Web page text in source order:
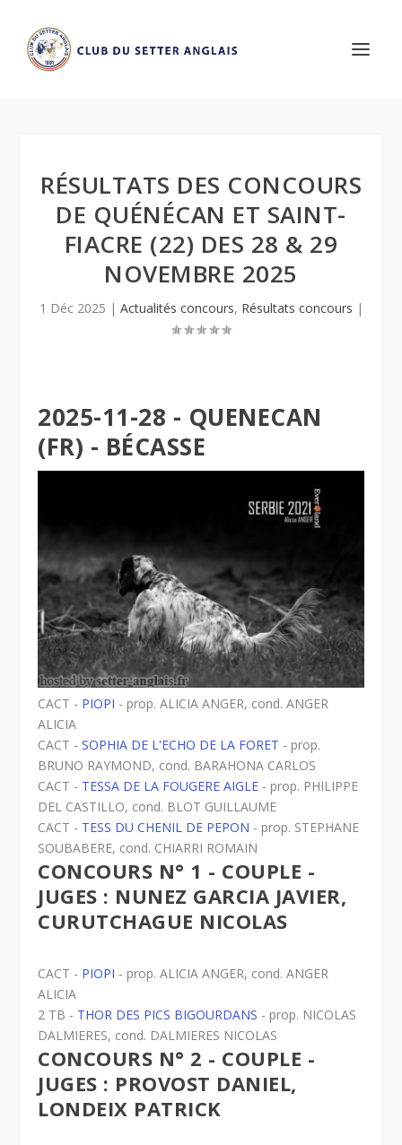
RÉSULTATS DES CONCOURS
DE QUÉNÉCAN ET SAINT-
FIACRE (22) DES 28 & 29
NOVEMBRE 2025
1 Déc 2025 | Actualités concours, Résultats concours |
2025-11-28 - QUENECAN
(FR) - BÉCASSE
CACT - PIOPI - prop. ALICIA ANGER, cond. ANGER
ALICIA
CACT -SOPHIA DE L'ECHO DE LA FORET - prop.
BRUNO RAYMOND, cond. BARAHONA CARLOS
CACT - TESSA DE LA FOUGERE AIGLE - prop. PHILIPPE
DEL CASTILLO, cond. BLOT GUILLAUME
CACT - TESS DU CHENIL DE PEPON - prop. STEPHANE
SOUBABERE, cond. CHIARRI ROMAIN
CONCOURS N° 1 - COUPLE -
JUGES : NUNEZ GARCIA JAVIER,
CURUTCHAGUE NICOLAS
CACT - PIOPI - prop. ALICIA ANGER, cond. ANGER
ALICIA
2 TB - THOR DES PICS BIGOURDANS - prop. NICOLAS
DALMIERES, cond. DALMIERES NICOLAS
CONCOURS N° 2 - COUPLE -
JUGES : PROVOST DANIEL,
LONDEIX PATRICK